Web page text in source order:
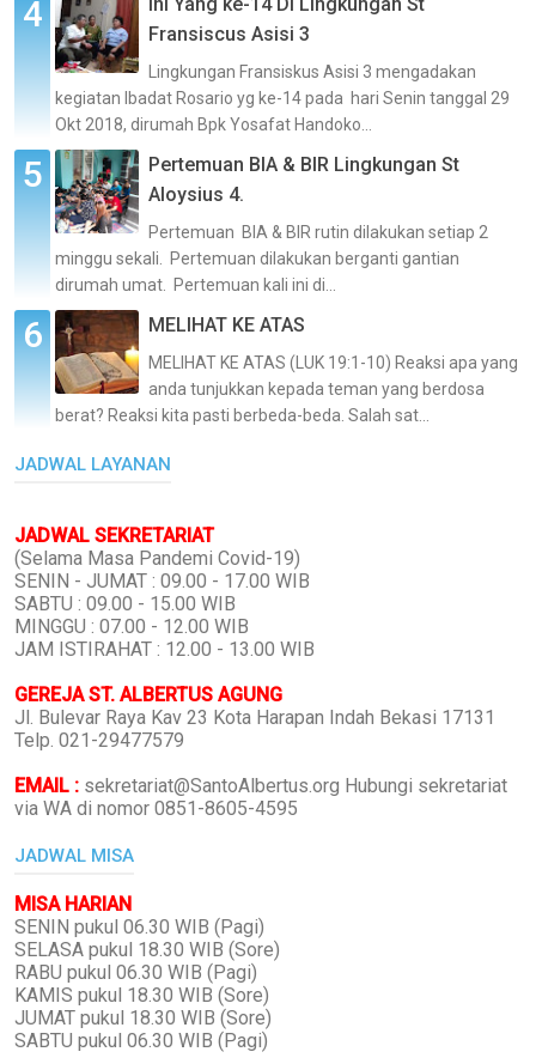
Fransiscus Asisi 3
Lingkungan Fransiskus Asisi 3 mengadakan
kegiatan Ibadat Rosario yg ke-14 pada hari Senin tanggal 29
Okt 2018, dirumah Bpk Yosafat Handoko...
Pertemuan BIA & BIR Lingkungan St
Aloysius 4.
Pertemuan BIA & BIR rutin dilakukan setiap 2
minggu sekali. Pertemuan dilakukan berganti gantian
dirumah umat. Pertemuan kali ini di...
MELIHAT KE ATAS
MELIHAT KE ATAS (LUK 19:1-10) Reaksi apa yang
anda tunjukkan kepada teman yang berdosa
berat? Reaksi kita pasti berbeda-beda. Salah sat...
JADWAL LAYANAN
JADWAL SEKRETARIAT
(Selama Masa Pandemi Covid-19)
SENIN - JUMAT : 09.00 - 17.00 WIB
SABTU : 09.00 - 15.00 WIB
MINGGU : 07.00 - 12.00 WIB
JAM ISTIRAHAT : 12.00 - 13.00 WIB
GEREJA ST. ALBERTUS AGUNG
Jl. Bulevar Raya Kav 23 Kota Harapan Indah Bekasi 17131
Telp. 021-29477579
EMAIL : sekretariat@SantoAlbertus.org Hubungi sekretariat
via WA di nomor 0851-8605-4595
JADWAL MISA
MISA HARIAN
SENIN pukul 06.30 WIB (Pagi)
SELASA pukul 18.30 WIB (Sore)
RABU pukul 06.30 WIB (Pagi)
KAMIS pukul 18.30 WIB (Sore)
JUMAT pukul 18.30 WIB (Sore)
SABTU pukul 06.30 WIB (Pagi)